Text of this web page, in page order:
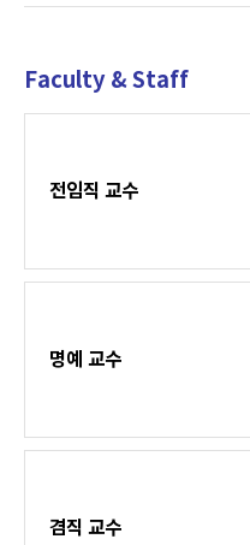
Faculty & Staff
전임직 교수
명예 교수
겸직 교수